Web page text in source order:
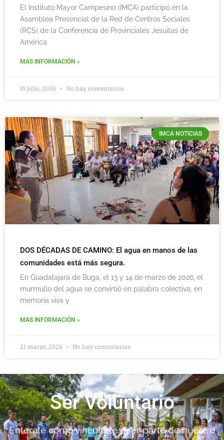
El Instituto Mayor Campesino (IMCA) participó en la
Asamblea Presencial de la Red de Centros Sociales
(RCS) de la Conferencia de Provinciales Jesuitas de
América
MAS INFORMACIÓN »
15 julio, 2026 No hay comentarios
IMCA NOTICIAS
DOS DÉCADAS DE CAMINO: El agua en manos de las
comunidades está más segura.
En Guadalajara de Buga, el 13 y 14 de marzo de 2026, el
murmullo del agua se convirtió en palabra colectiva, en
memoria viva y
MAS INFORMACIÓN »
21 marzo, 2026 No hay comentarios
Ser Voluntario
Enterate como vincularte y ser parte de nuestro